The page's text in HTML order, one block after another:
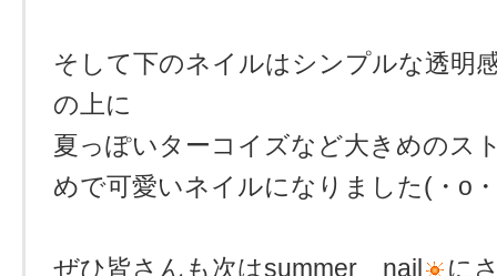
そして下のネイルはシンプルな透明
の上に
夏っぽいターコイズなど大きめのス
めで可愛いネイルになりました(・o
ぜひ皆さんも次はsummer nail
に